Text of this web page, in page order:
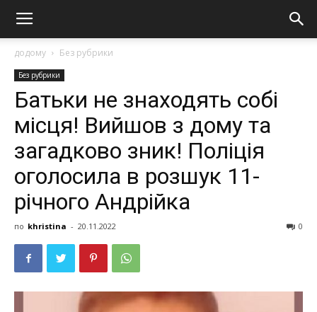
додому Без рубрики
Без рубрики
Батьки не знаходять собі
місця! Вийшов з дому та
загадково зник! Поліція
оголосила в розшук 11-
річного Андрійка
по khristina - 20.11.2022 0